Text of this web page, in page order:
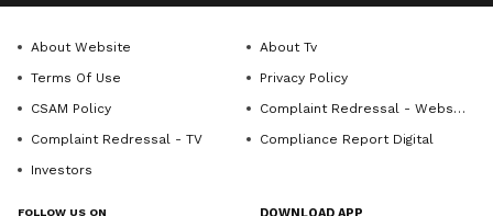
About Website
About Tv
Terms Of Use
Privacy Policy
CSAM Policy
Complaint Redressal - Website
Complaint Redressal - TV
Compliance Report Digital
Investors
FOLLOW US ON DOWNLOAD APP